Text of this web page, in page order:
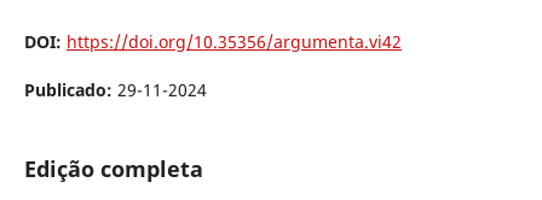
DOI: https://doi.org/10.35356/argumenta.vi42
Publicado: 29-11-2024
Edição completa